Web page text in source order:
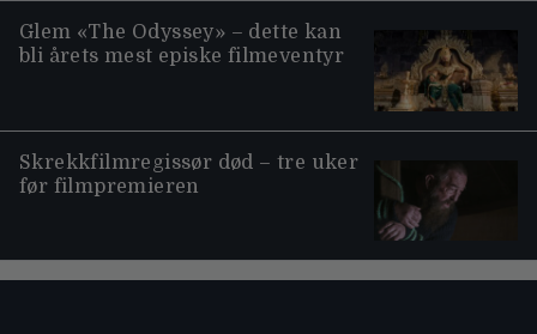
Glem «The Odyssey» – dette kan
bli årets mest episke filmeventyr
Skrekkfilmregissør død – tre uker
før filmpremieren